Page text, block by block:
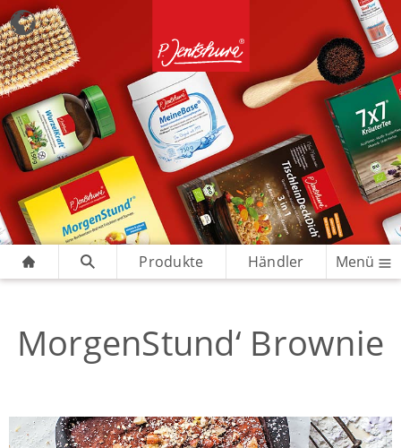
Produkte Händler Menü
MorgenStund‘ Brownie